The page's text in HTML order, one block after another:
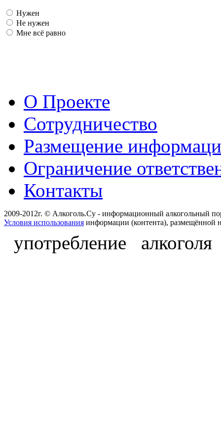
Нужен
Не нужен
Мне всё равно
О Проекте
Сотрудничество
Размещение
Ограничение
Контакты
2009-2012г. © Алкоголь.Су - информационный алкогольный
Условия использования информации (контента), размещённой
употребление